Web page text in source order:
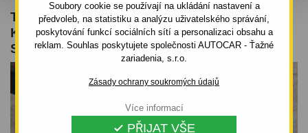
Soubory cookie se používají na ukládání nastavení a
předvoleb, na statistiku a analýzu uživatelského správání,
poskytování funkcí sociálních sítí a personalizaci obsahu a
reklam. Souhlas poskytujete společnosti AUTOCAR - Ťažné
zariadenia, s.r.o.
Zásady ochrany soukromých údajů
 PŘIJAT VŠE
Více informací
TAŽNÉ ZAŘÍZENÍ PRO HONDA CIVIC -
KOMBI, (MC) - ODNÍMATELNÝ BAJONETOVÝ
SYSTÉM - OD 1997 DO 2000/10